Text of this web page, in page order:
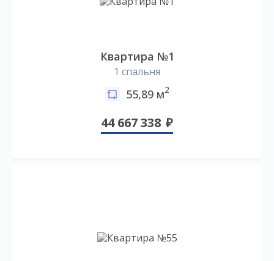
Квартира №1
1 спальня
55,89 м2
44 667 338